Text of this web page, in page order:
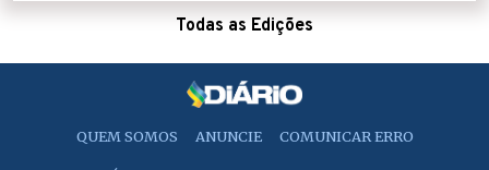
Todas as Edições
QUEM SOMOS ANUNCIE COMUNICAR ERRO